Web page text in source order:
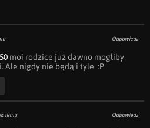
Odpowiedz
moi rodzice już dawno mogliby
Ale nigdy nie będą i tyle  :P
temu Odpowiedz